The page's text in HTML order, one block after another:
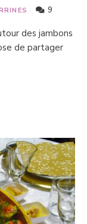
9
des jambons
de partager